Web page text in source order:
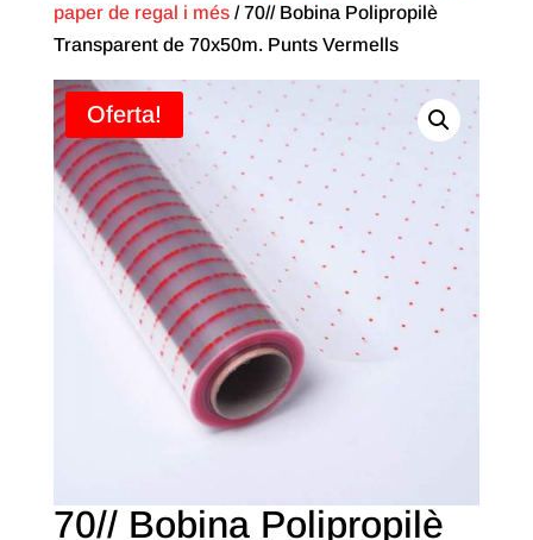
paper de regal i més/ 70// Bobina Polipropilè
Transparent de 70x50m. Punts Vermells
Oferta!
70// Bobina Polipropilè